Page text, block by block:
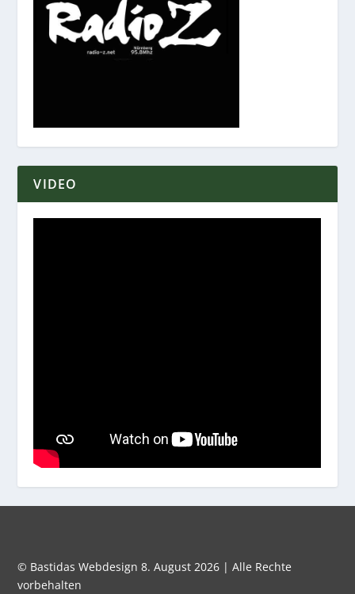
VIDEO
© Bastidas Webdesign 8. August 2026 | Alle Rechte
vorbehalten